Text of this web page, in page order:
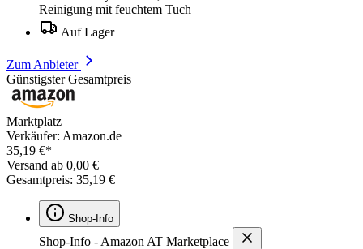
Reinigung mit feuchtem Tuch
Auf Lager
Zum Anbieter
Günstigster Gesamtpreis
Marktplatz
Verkäufer: Amazon.de
35,19 €*
Versand ab 0,00 €
Gesamtpreis: 35,19 €
Shop-Info
Shop-Info - Amazon AT Marketplace